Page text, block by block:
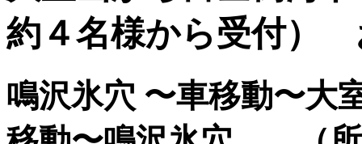
約４名様から受付）
鳴沢氷穴 〜車移動〜大